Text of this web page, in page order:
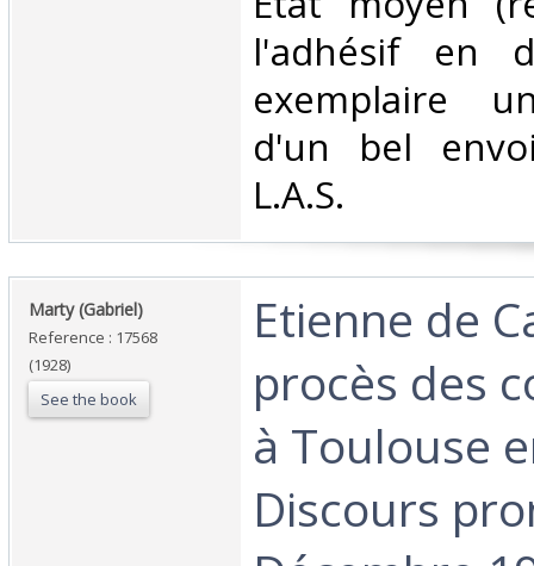
l'adhésif en
exemplaire
d'un bel
L.A.S. ‎
‎Marty (Gabriel)‎
Reference : 17568
(1928)
See the book
‎Etienne de
procès des
à Toulouse
Discours